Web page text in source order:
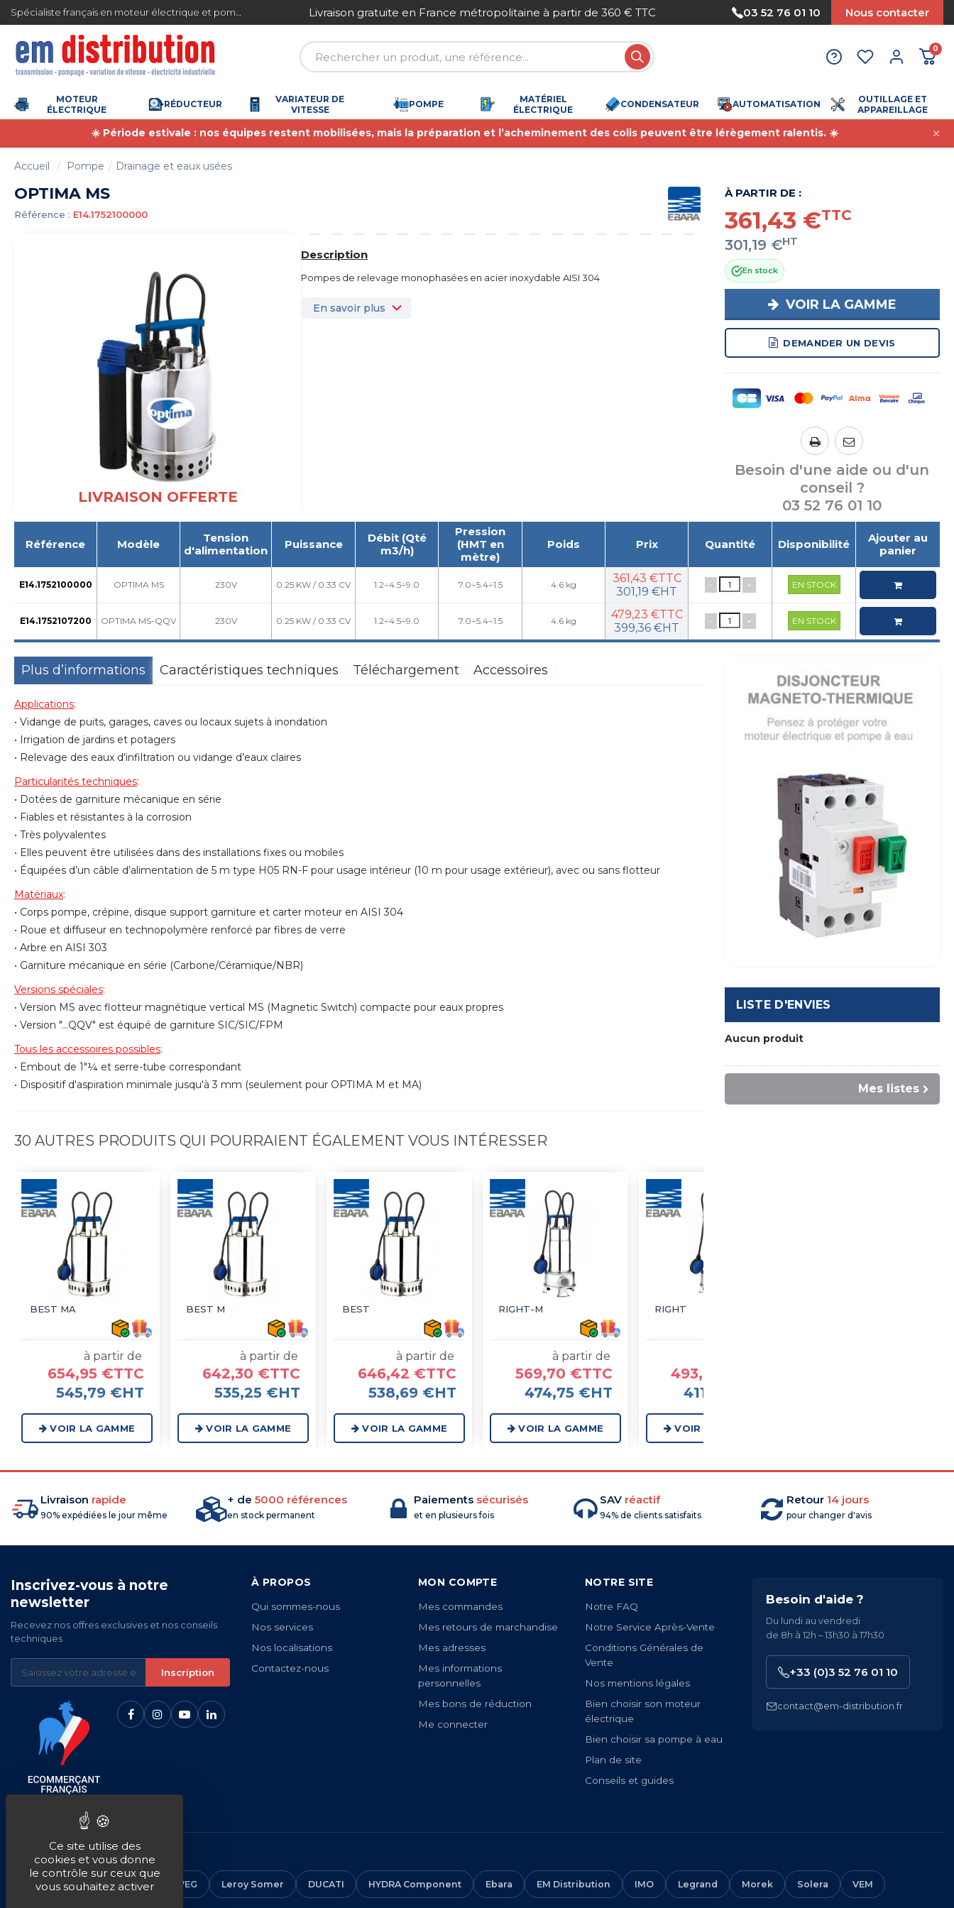
4.7/5 (6365 avis) Livraison gratuite en France métropolitaine à partir de 360 € TTC Paiement sécurisé
03 52 76 01 10 Nous contacter
0
MOTEUR
ÉLECTRIQUE
RÉDUCTEUR
VARIATEUR DE
VITESSE
POMPE
MATÉRIEL
ÉLECTRIQUE
CONDENSATEUR AUTOMATISATION
OUTILLAGE ET
APPAREILLAGE
☀️ Période estivale : nos équipes restent mobilisées, mais la préparation et l’acheminement des colis peuvent être lérègement ralentis. ☀️
Accueil Pompe Drainage et eaux usées
OPTIMA MS
Référence : E14.1752100000
LIVRAISON OFFERTE
Description
Pompes de relevage monophasées en acier inoxydable AISI 304
En savoir plus
À PARTIR DE :
361,43 €TTC
301,19 €HT
En stock
VOIR LA GAMME
DEMANDER UN DEVIS
Besoin d'une aide ou d'un
conseil ?
03 52 76 01 10
Référence Modèle
Tension
d'alimentation
Puissance
Débit (Qté
m3/h)
Pression
(HMT en
mètre)
Poids Prix Quantité Disponibilité
Ajouter au
panier
E14.1752100000 OPTIMA MS 230V 0.25 KW / 0.33 CV 1.2÷4.5÷9.0 7.0÷5.4÷1.5 4.6 kg
361,43 €TTC
301,19 €HT
- + EN STOCK
E14.1752107200 OPTIMA MS-QQV 230V 0.25 KW / 0.33 CV 1.2÷4.5÷9.0 7.0÷5.4÷1.5 4.6 kg
479,23 €TTC
399,36 €HT
- + EN STOCK
Plus d’informations Caractéristiques techniques Téléchargement Accessoires
Applications:
• Vidange de puits, garages, caves ou locaux sujets à inondation
• Irrigation de jardins et potagers
• Relevage des eaux d’infiltration ou vidange d’eaux claires
Particularités techniques:
• Dotées de garniture mécanique en série
• Fiables et résistantes à la corrosion
• Très polyvalentes
• Elles peuvent être utilisées dans des installations fixes ou mobiles
• Équipées d’un câble d’alimentation de 5 m type H05 RN-F pour usage intérieur (10 m pour usage extérieur), avec ou sans flotteur
Matériaux:
• Corps pompe, crépine, disque support garniture et carter moteur en AISI 304
• Roue et diffuseur en technopolymère renforcé par fibres de verre
• Arbre en AISI 303
• Garniture mécanique en série (Carbone/Céramique/NBR)
Versions spéciales:
• Version MS avec flotteur magnétique vertical MS (Magnetic Switch) compacte pour eaux propres
• Version "...QQV" est équipé de garniture SIC/SIC/FPM
Tous les accessoires possibles:
• Embout de 1"¼ et serre-tube correspondant
• Dispositif d'aspiration minimale jusqu'à 3 mm (seulement pour OPTIMA M et MA)
30 AUTRES PRODUITS QUI POURRAIENT ÉGALEMENT VOUS INTÉRESSER
BEST MA
à partir de
654,95 €TTC
545,79 €HT
VOIR LA GAMME
BEST M
à partir de
642,30 €TTC
535,25 €HT
VOIR LA GAMME
BEST
à partir de
646,42 €TTC
538,69 €HT
VOIR LA GAMME
RIGHT-M
à partir de
569,70 €TTC
474,75 €HT
VOIR LA GAMME
RIGHT
493,68 €TTC
411,40 €HT
VOIR LA GAMME
LISTE D'ENVIES
Aucun produit
Mes listes
Livraison rapide
90% expédiées le jour même
+ de 5000 références
en stock permanent
Paiements sécurisés
et en plusieurs fois
SAV réactif
94% de clients satisfaits
Retour 14 jours
pour changer d'avis
Inscrivez-vous à notre
newsletter
Recevez nos offres exclusives et nos conseils
techniques
Inscription
À PROPOS
Qui sommes-nous
Nos services
Nos localisations
Contactez-nous
MON COMPTE
Mes commandes
Mes retours de marchandise
Mes adresses
Mes informations
personnelles
Mes bons de réduction
Me connecter
NOTRE SITE
Notre FAQ
Notre Service Après-Vente
Conditions Générales de
Vente
Nos mentions légales
Bien choisir son moteur
électrique
Bien choisir sa pompe à eau
Plan de site
Conseils et guides
Besoin d'aide ?
Du lundi au vendredi
de 8h à 12h – 13h30 à 17h30
+33 (0)3 52 76 01 10
contact@em-distribution.fr
NOS MARQUES
CEMER ALMO ABB WEG Leroy Somer DUCATI HYDRA Component Ebara EM Distribution IMO Legrand Morek Solera VEM
Gestion des cookies
Ce site utilise des
cookies et vous donne
le contrôle sur ceux que
vous souhaitez activer